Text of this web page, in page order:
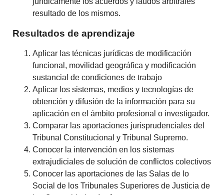
resultado de los mismos.
Resultados de aprendizaje
Aplicar las técnicas jurídicas de modificación
funcional, movilidad geográfica y modificación
sustancial de condiciones de trabajo
Aplicar los sistemas, medios y tecnologías de
obtención y difusión de la información para su
aplicación en el ámbito profesional o investigador.
Comparar las aportaciones jurisprudenciales del
Tribunal Constitucional y Tribunal Supremo.
Conocer la intervención en los sistemas
extrajudiciales de solución de conflictos colectivos
Conocer las aportaciones de las Salas de lo
Social de los Tribunales Superiores de Justicia de